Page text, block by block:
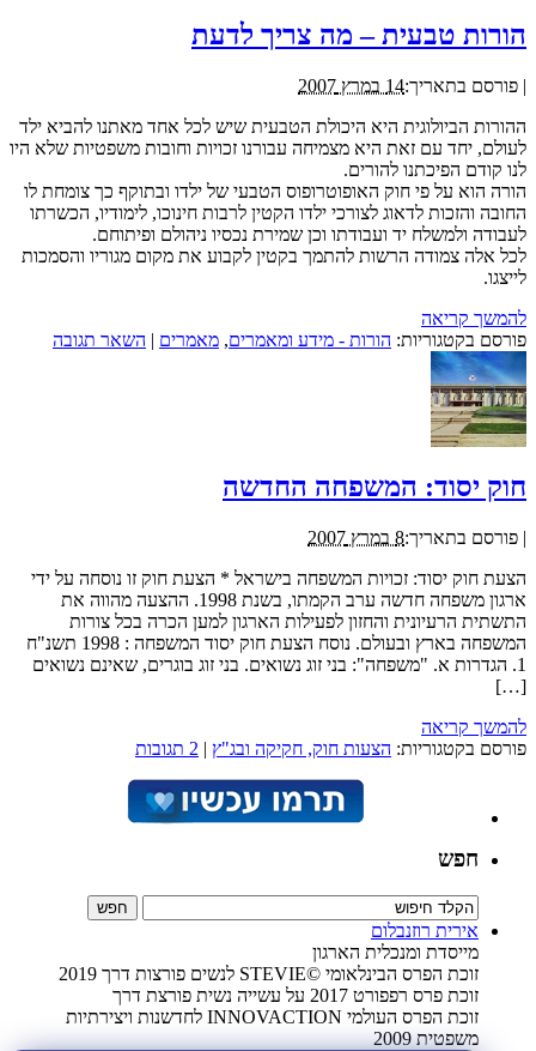
הורות טבעית – מה צריך לדעת
| פורסם בתאריך:14 במרץ 2007
ההורות הביולוגית היא היכולת הטבעית שיש לכל אחד מאתנו להביא ילד
לעולם, יחד עם זאת היא מצמיחה עבורנו זכויות וחובות משפטיות שלא היו
לנו קודם הפיכתנו להורים.
הורה הוא על פי חוק האופוטרופוס הטבעי של ילדו ובתוקף כך צומחת לו
החובה והזכות לדאוג לצורכי ילדו הקטין לרבות חינוכו, לימודיו, הכשרתו
לעבודה ולמשלח יד ועבודתו וכן שמירת נכסיו ניהולם ופיתוחם.
לכל אלה צמודה הרשות להתמך בקטין לקבוע את מקום מגוריו והסמכות
לייצגו.
להמשך קריאה
פורסם בקטגוריות: הורות - מידע ומאמרים, מאמרים | השאר תגובה
חוק יסוד: המשפחה החדשה
| פורסם בתאריך:8 במרץ 2007
הצעת חוק יסוד: זכויות המשפחה בישראל * הצעת חוק זו נוסחה על ידי
ארגון משפחה חדשה ערב הקמתו, בשנת 1998. ההצעה מהווה את
התשתית הרעיונית והחזון לפעילות הארגון למען הכרה בכל צורות
המשפחה בארץ ובעולם. נוסח הצעת חוק יסוד המשפחה : 1998 תשנ"ח
1. הגדרות א. "משפחה": בני זוג נשואים. בני זוג בוגרים, שאינם נשואים
[…]
להמשך קריאה
פורסם בקטגוריות: הצעות חוק, חקיקה ובג"ץ | 2 תגובות
חפש
אירית רוזנבלום
מייסדת ומנכלית הארגון
זוכת הפרס הבינלאומי ©STEVIE לנשים פורצות דרך 2019
זוכת פרס רפפורט 2017 על עשייה נשית פורצת דרך
זוכת הפרס העולמי INNOVACTION לחדשנות ויצירתיות
משפטית 2009